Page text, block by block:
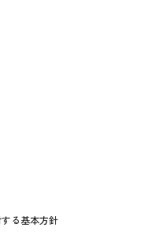
る基本方針